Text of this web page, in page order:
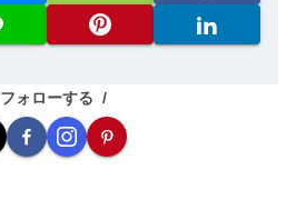
フォローする